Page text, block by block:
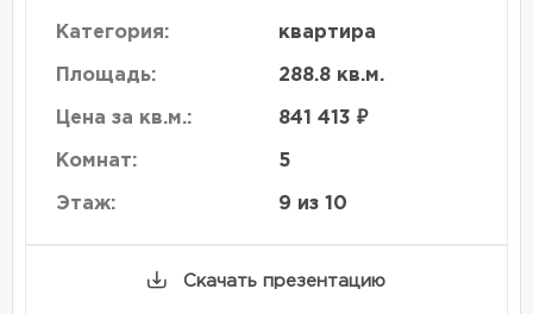
Категория: квартира
Площадь: 288.8 кв.м.
Цена за кв.м.: 841 413 ₽
Комнат: 5
Этаж: 9 из 10
Скачать презентацию